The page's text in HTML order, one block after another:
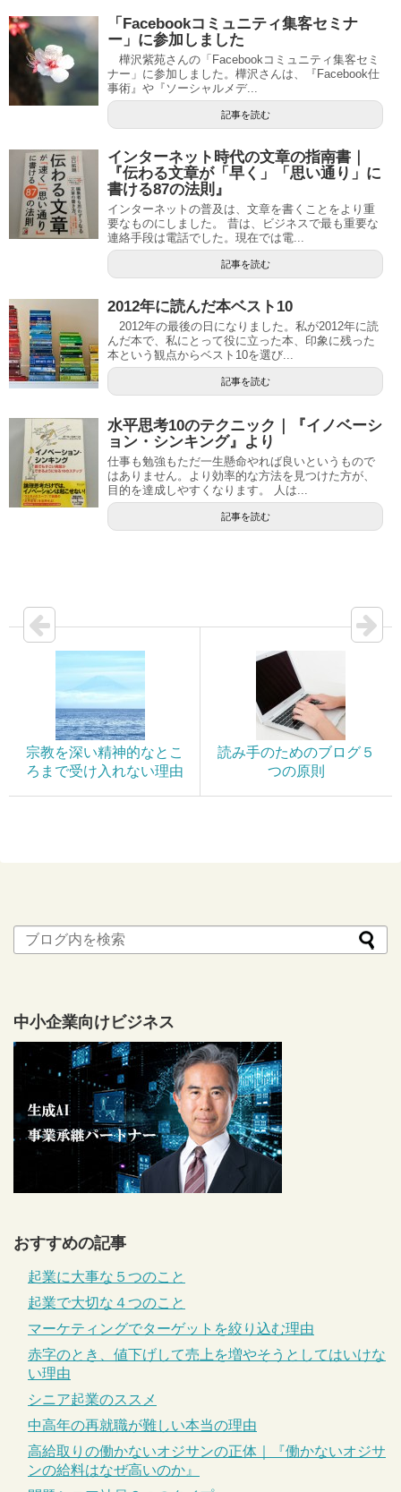
「Facebookコミュニティ集客セミナ
ー」に参加しました
樺沢紫苑さんの「Facebookコミュニティ集客セミ
ナー」に参加しました。樺沢さんは、『Facebook仕
事術』や『ソーシャルメデ...
記事を読む
インターネット時代の文章の指南書｜
『伝わる文章が「早く」「思い通り」に
書ける87の法則』
インターネットの普及は、文章を書くことをより重
要なものにしました。 昔は、ビジネスで最も重要な
連絡手段は電話でした。現在では電...
記事を読む
2012年に読んだ本ベスト10
2012年の最後の日になりました。私が2012年に読
んだ本で、私にとって役に立った本、印象に残った
本という観点からベスト10を選び...
記事を読む
水平思考10のテクニック｜『イノベーシ
ョン・シンキング』より
仕事も勉強もただ一生懸命やれば良いというもので
はありません。より効率的な方法を見つけた方が、
目的を達成しやすくなります。 人は...
記事を読む
宗教を深い精神的なとこ
ろまで受け入れない理由
読み手のためのブログ５
つの原則
中小企業向けビジネス
おすすめの記事
起業に大事な５つのこと
起業で大切な４つのこと
マーケティングでターゲットを絞り込む理由
赤字のとき、値下げして売上を増やそうとしてはいけな
い理由
シニア起業のススメ
中高年の再就職が難しい本当の理由
高給取りの働かないオジサンの正体｜『働かないオジサ
ンの給料はなぜ高いのか』